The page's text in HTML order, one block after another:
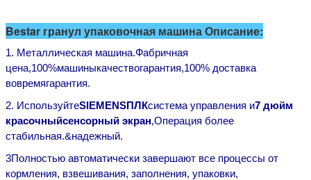
Bestar гранул упаковочная машина Описание:
1. Металлическая машина.Фабричная
цена,100%машиныкачествогарантия,100% доставка
вовремягарантия.
2. ИспользуйтеSIEMENSПЛКсистема управления и7 дюйм
красочныйсенсорный экран,Операция более
стабильная.&надежный.
3Полностью автоматически завершают все процессы от
кормления, взвешивания, заполнения, упаковки,